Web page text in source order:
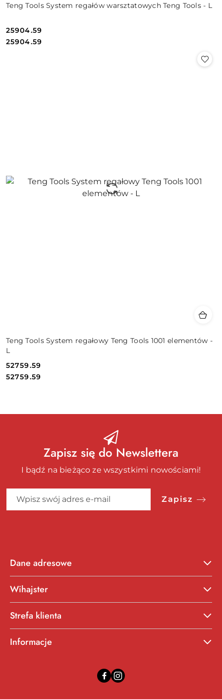
Teng Tools System regałów warsztatowych Teng Tools - L
Cena:
25904.59
Cena:
25904.59
Teng Tools System regałowy Teng Tools 1001 elementów -
L
Cena:
52759.59
Cena:
52759.59
Zapisz się do Newslettera
I bądź na bieżąco ze wszystkimi nowościami!
Zapisz
Dane adresowe
Wihajster
Strefa klienta
Informacje